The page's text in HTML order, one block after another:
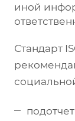
иной
Стандарт